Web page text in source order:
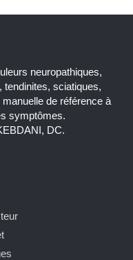
neuropathiques,
tendinites, sciatiques,
de référence à
symptômes.
DC.